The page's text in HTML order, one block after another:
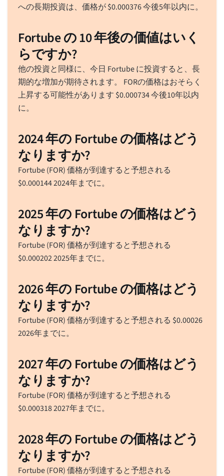
への長期投資は、価格が$0.000376今後5年以内に。
Fortube の 10 年後の価値はいく
らですか?
他の投資と同様に、今日 Fortube に投資すると、長
期的な増加が期待されます。 FORの価格はおそらく
上昇する可能性があります $0.000734今後10年以内
に。
2024 年の Fortube の価格はどう
なりますか?
Fortube (FOR) 価格が到達すると予想される
$0.0001442024年までに。
2025 年の Fortube の価格はどう
なりますか?
Fortube (FOR) 価格が到達すると予想される
$0.0002022025年までに。
2026 年の Fortube の価格はどう
なりますか?
Fortube (FOR) 価格が到達すると予想される $0.00026
2026年までに。
2027 年の Fortube の価格はどう
なりますか?
Fortube (FOR) 価格が到達すると予想される
$0.0003182027年までに。
2028 年の Fortube の価格はどう
なりますか?
Fortube (FOR) 価格が到達すると予想される